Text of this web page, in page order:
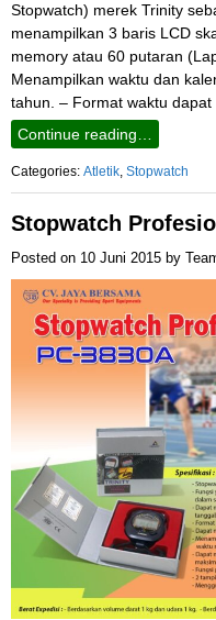
Stopwatch) merek Trinity
menampilkan 3 baris LCD
memory atau 60 putaran
Menampilkan waktu dan
tahun. – Format waktu
Continue reading…
Categories: Atletik Stopwatch
Stopwatch
Posted on 10 Juni 2015 by